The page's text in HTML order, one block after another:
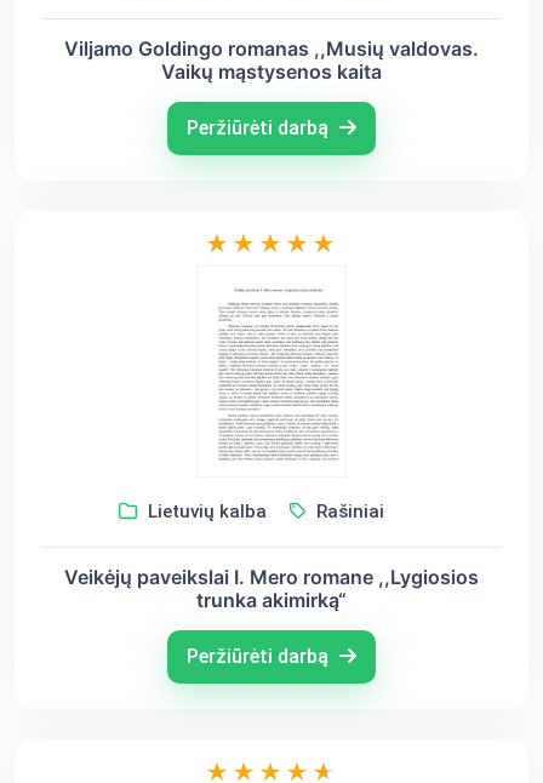
Viljamo Goldingo romanas ,,Musių valdovas.
Vaikų mąstysenos kaita
Peržiūrėti darbą
Lietuvių kalba Rašiniai
Veikėjų paveikslai I. Mero romane ,,Lygiosios
trunka akimirką“
Peržiūrėti darbą